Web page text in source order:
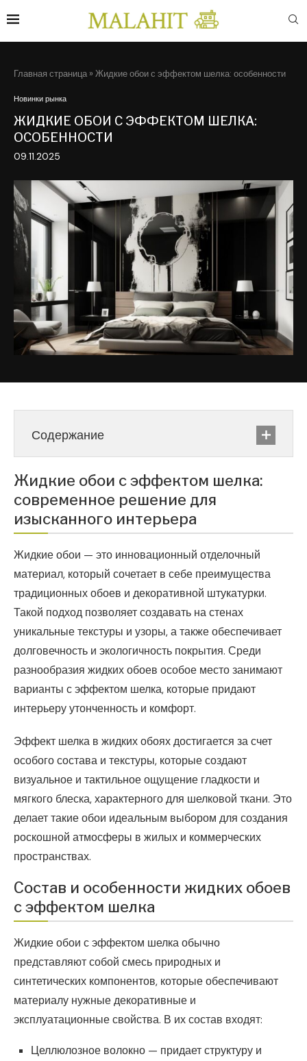
Главная страница » Жидкие обои с эффектом шелка: особенности
Новинки рынка
ЖИДКИЕ ОБОИ С ЭФФЕКТОМ ШЕЛКА:
ОСОБЕННОСТИ
09.11.2025
Содержание
Жидкие обои с эффектом шелка:
современное решение для
изысканного интерьера
Жидкие обои — это инновационный отделочный
материал, который сочетает в себе преимущества
традиционных обоев и декоративной штукатурки.
Такой подход позволяет создавать на стенах
уникальные текстуры и узоры, а также обеспечивает
долговечность и экологичность покрытия. Среди
разнообразия жидких обоев особое место занимают
варианты с эффектом шелка, которые придают
интерьеру утонченность и комфорт.
Эффект шелка в жидких обоях достигается за счет
особого состава и текстуры, которые создают
визуальное и тактильное ощущение гладкости и
мягкого блеска, характерного для шелковой ткани. Это
делает такие обои идеальным выбором для создания
роскошной атмосферы в жилых и коммерческих
пространствах.
Состав и особенности жидких обоев
с эффектом шелка
Жидкие обои с эффектом шелка обычно
представляют собой смесь природных и
синтетических компонентов, которые обеспечивают
материалу нужные декоративные и
эксплуатационные свойства. В их состав входят:
Целлюлозное волокно — придает структуру и